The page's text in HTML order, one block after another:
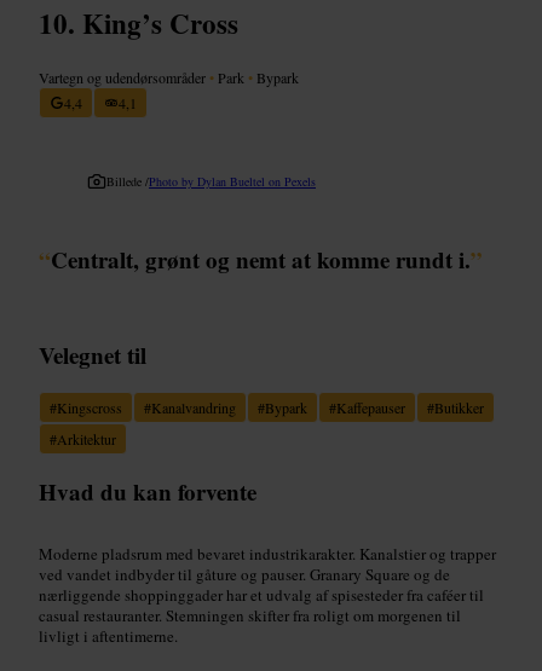
King’s Cross
Vartegn og udendørsområder • Park • Bypark
4,4
4,1
Billede /Photo by Dylan Bueltel on Pexels
“Centralt, grønt og nemt at komme rundt i.”
Velegnet til
#Kingscross #Kanalvandring #Bypark #Kaffepauser #Butikker
#Arkitektur
Hvad du kan forvente
Moderne pladsrum med bevaret industrikarakter. Kanalstier og trapper
ved vandet indbyder til gåture og pauser. Granary Square og de
nærliggende shoppinggader har et udvalg af spisesteder fra caféer til
casual restauranter. Stemningen skifter fra roligt om morgenen til
livligt i aftentimerne.